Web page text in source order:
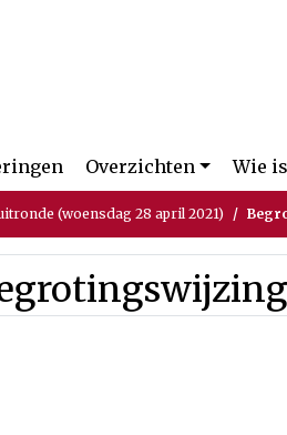
Overzichten Wie
(woensdag 28 april 2021)